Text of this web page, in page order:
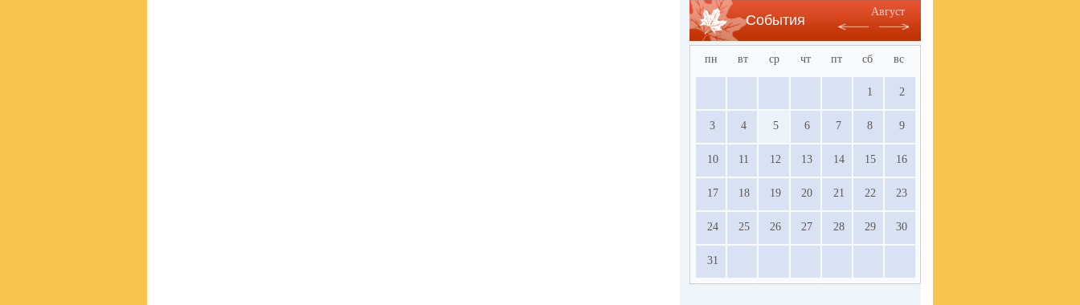
События
Август
пн вт ср чт пт сб вс
1 2
3 4 5 6 7 8 9
10 11 12 13 14 15 16
17 18 19 20 21 22 23
24 25 26 27 28 29 30
31